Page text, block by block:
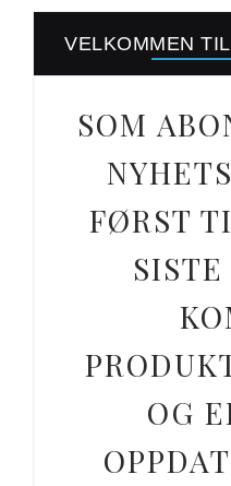
VELKOMMEN
SOM
FØRST
OG